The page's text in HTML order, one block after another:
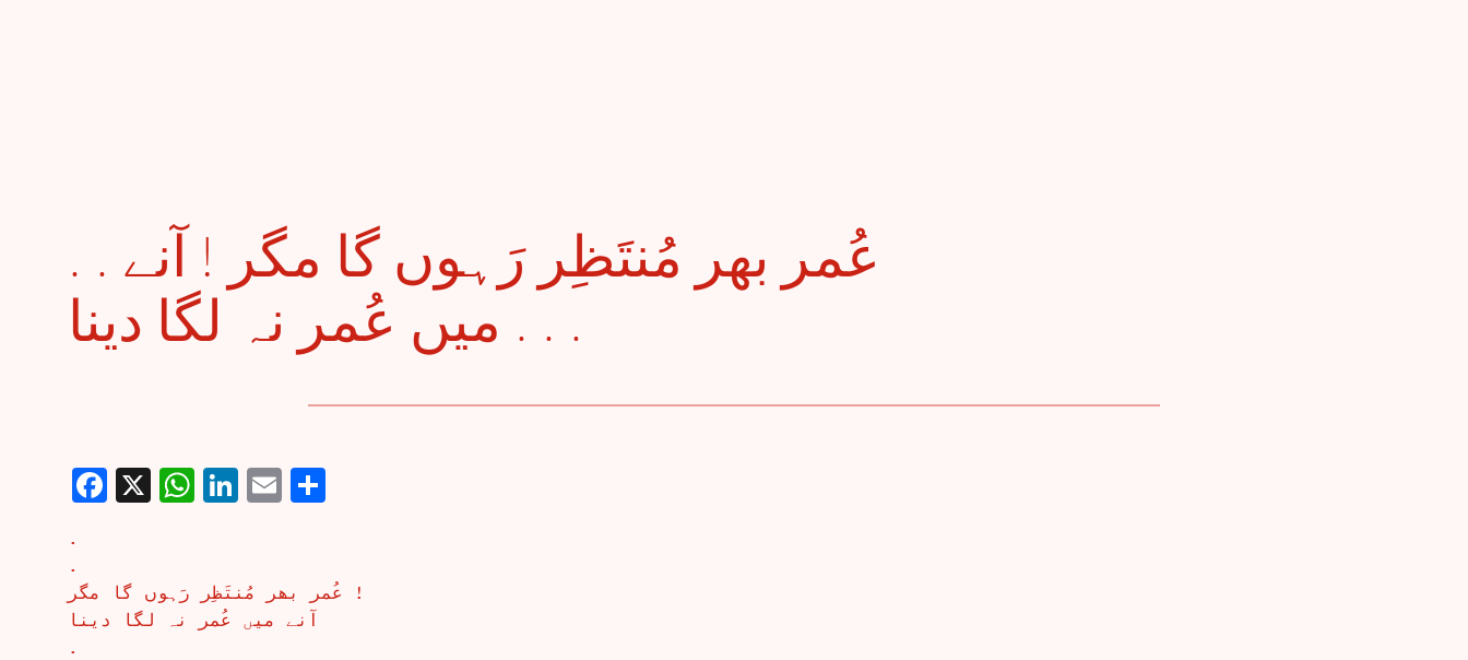
. . عُمر بھر مُنتَظِر رَہوں گا مگر ! آنے
میں عُمر نہ لگا دینا . . .
Facebook
X WhatsApp
LinkedIn
EmailShare
.
.
عُمر بھر مُنتَظِر رَہوں گا مگر !
آنے میں عُمر نہ لگا دینا
.